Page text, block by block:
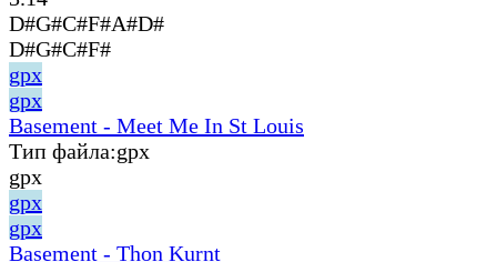
D#G#C#F#A#D#
D#G#C#F#
gpx
gpx
Basement - Meet Me In St Louis
Тип файла:gpx
gpx
gpx
gpx
Basement - Thon Kurnt